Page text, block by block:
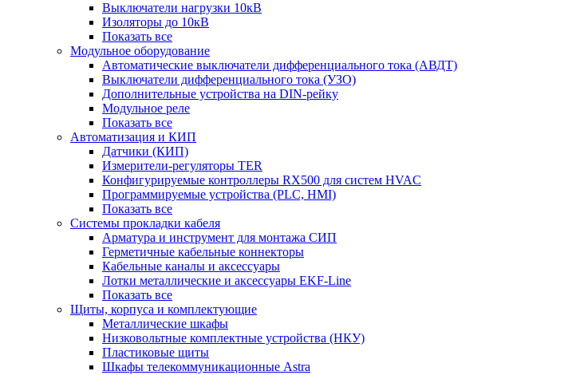
Выключатели нагрузки 10кВ
Изоляторы до 10кВ
Показать все
Модульное оборудование
Автоматические выключатели дифференциального тока (АВДТ)
Выключатели дифференциального тока (УЗО)
Дополнительные устройства на DIN-рейку
Модульное реле
Показать все
Автоматизация и КИП
Датчики (КИП)
Измерители-регуляторы TER
Конфигурируемые контроллеры RX500 для систем HVAC
Программируемые устройства (PLC, HMI)
Показать все
Системы прокладки кабеля
Арматура и инструмент для монтажа СИП
Герметичные кабельные коннекторы
Кабельные каналы и аксессуары
Лотки металлические и аксессуары EKF-Line
Показать все
Щиты, корпуса и комплектующие
Металлические шкафы
Низковольтные комплектные устройства (НКУ)
Пластиковые щиты
Шкафы телекоммуникационные Astra